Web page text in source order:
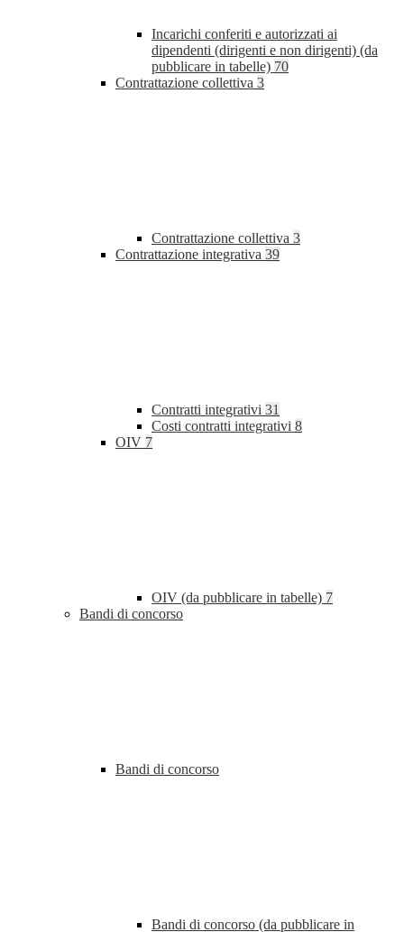
Incarichi conferiti e autorizzati ai
dipendenti (dirigenti e non dirigenti) (da
pubblicare in tabelle) 70
Contrattazione collettiva 3
Contrattazione collettiva 3
Contrattazione integrativa 39
Contratti integrativi 31
Costi contratti integrativi 8
OIV 7
OIV (da pubblicare in tabelle) 7
Bandi di concorso
Bandi di concorso
Bandi di concorso (da pubblicare in